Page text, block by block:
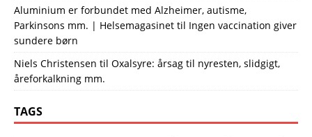
Aluminium er forbundet med Alzheimer, autisme,
Parkinsons mm. | Helsemagasinet til Ingen vaccination giver
sundere børn
Niels Christensen til Oxalsyre: årsag til nyresten, slidgigt,
åreforkalkning mm.
TAGS